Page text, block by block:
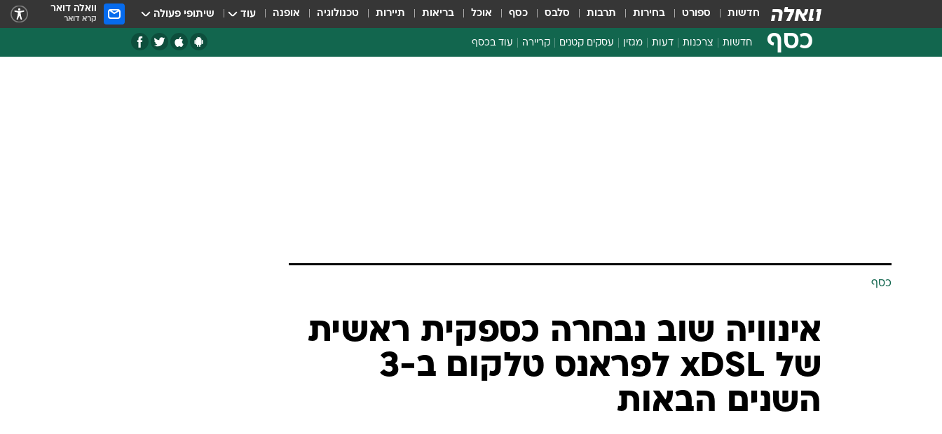
חדשות ספורט בחירות תרבות סלבס כסף אוכל בריאות תיירות טכנולוגיה אופנה עוד שיתופי פעולה וואלה דואר
קרא דואר
כסף חדשות צרכנות דעות מגזין עסקים קטנים קריירה עוד בכסף
כסף
אינוויה שוב נבחרה כספקית ראשית
של xDSL לפראנס טלקום ב-3
השנים הבאות